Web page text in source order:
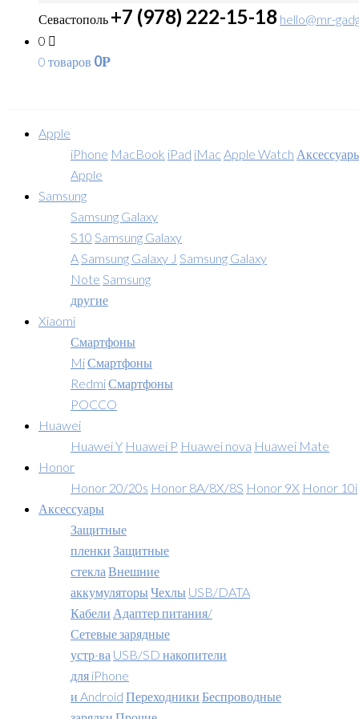
Севастополь +7 (978) 222-15-18 hello@mr-
0
0 товаров 0Р
Apple
iPhone MacBook iPad iMac Apple Watch
Apple
Samsung
Samsung Galaxy
S10 Samsung Galaxy
A Samsung Galaxy J Samsung Galaxy
Note Samsung
другие
Xiaomi
Смартфоны
MiСмартфоны
RedmiСмартфоны
POCCO
Huawei
Huawei Y Huawei P Huawei nova Huawei Mate
Honor
Honor 20/20s Honor 8A/8X/8S Honor 9X Honor 10i
Аксессуары
Защитные
пленки Защитные
стекла Внешние
аккумуляторы Чехлы USB/DATA
Кабели Адаптер питания/
Сетевые зарядные
устр-ва USB/SD накопители
для iPhone
и Android Переходники Беспроводные